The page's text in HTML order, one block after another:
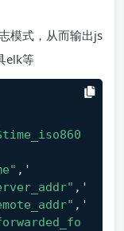
模式，从而输出js
elk等
,'
,'
,'